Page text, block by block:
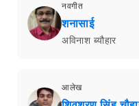
नवगीत
शनासाई
अविनाश ब्यौहार
आलेख